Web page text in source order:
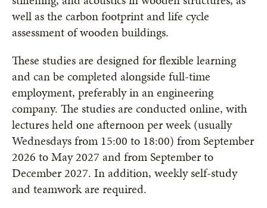
well as the carbon footprint and life cycle
assessment of wooden buildings.
These studies are designed for flexible learning
and can be completed alongside full-time
employment, preferably in an engineering
company. The studies are conducted online, with
lectures held one afternoon per week (usually
Wednesdays from 15:00 to 18:00) from September
2026 to May 2027 and from September to
December 2027. In addition, weekly self-study
and teamwork are required.